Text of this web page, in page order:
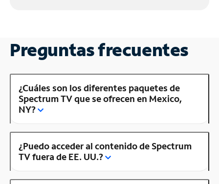
Preguntas frecuentes
¿Cuáles son los diferentes paquetes de
Spectrum TV que se ofrecen en Mexico,
NY?
¿Puedo acceder al contenido de Spectrum
TV fuera de EE. UU.?